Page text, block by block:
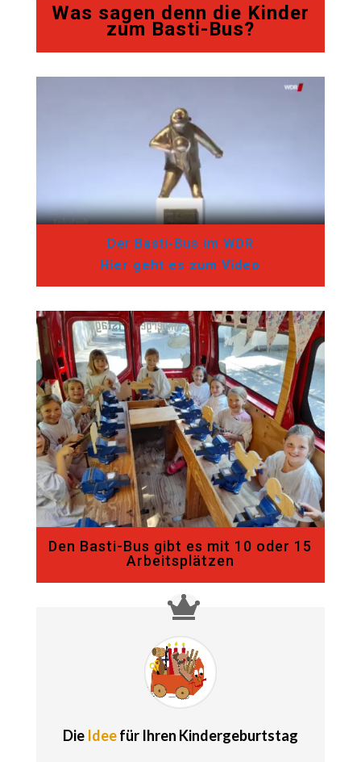
Was sagen denn die Kinder
zum Basti-Bus?
Der Basti-Bus im WDR
Hier geht es zum Video
Den Basti-Bus gibt es mit 10 oder 15
Arbeitsplätzen
Die Ideefür Ihren Kindergeburtstag